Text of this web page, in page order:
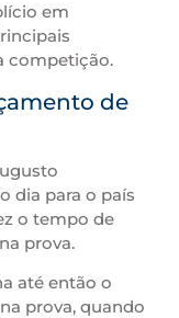
em
competição.
de
dia para o país
o tempo de
prova.
até então o
prova, quando